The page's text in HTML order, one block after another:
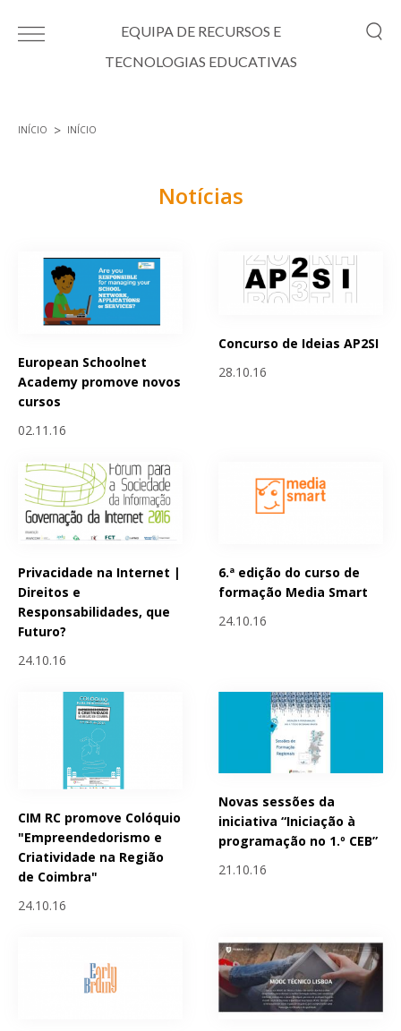
EQUIPA DE RECURSOS E
TECNOLOGIAS EDUCATIVAS
INÍCIO INÍCIO
Notícias
European Schoolnet
Academy promove novos
cursos
02.11.16
Concurso de Ideias AP2SI
28.10.16
Privacidade na Internet |
Direitos e
Responsabilidades, que
Futuro?
24.10.16
6.ª edição do curso de
formação Media Smart
24.10.16
CIM RC promove Colóquio
"Empreendedorismo e
Criatividade na Região
de Coimbra"
24.10.16
Novas sessões da
iniciativa “Iniciação à
programação no 1.º CEB”
21.10.16
Páginas